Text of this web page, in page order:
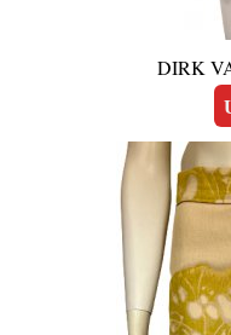
DIRK